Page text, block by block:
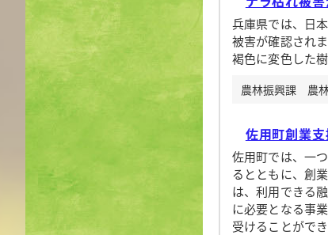
兵庫県では、日
被害が確認され
褐色に変色した
農林振興課 農
佐用町創業
佐用町では、一
るとともに、創
は、利用できる
に必要となる事
受けることがで